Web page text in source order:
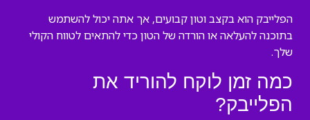
הפלייבק הוא בקצב וטון קבועים, אך אתה יכול להשתמש
בתוכנה להעלאה או הורדה של הטון כדי להתאים לטווח הקולי
שלך.
כמה זמן לוקח להוריד את
הפלייבק?